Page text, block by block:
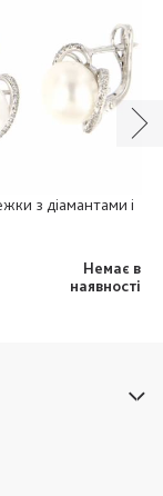
з діамантами і
Немає в
наявності